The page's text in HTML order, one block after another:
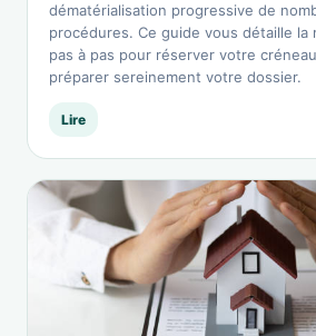
dématérialisation progressive de
procédures. Ce guide vous détaille la
pas à pas pour réserver votre
préparer sereinement votre dossier.
Lire